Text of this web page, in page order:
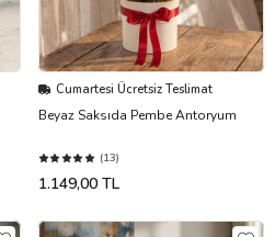
Cumartesi Ücretsiz Teslimat
Beyaz Saksıda Pembe Antoryum
(13)
1.149,00 TL